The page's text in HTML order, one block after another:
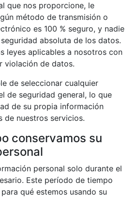
que nos proporcione, le
método de transmisión o
es 100 % seguro, y nadie
absoluta de los datos.
leyes aplicables a nosotros con
violación de datos.
de seleccionar cualquier
de seguridad general, lo que
de su propia información
de nuestros servicios.
conservamos su
personal solo durante el
Este período de tiempo
qué estemos usando su